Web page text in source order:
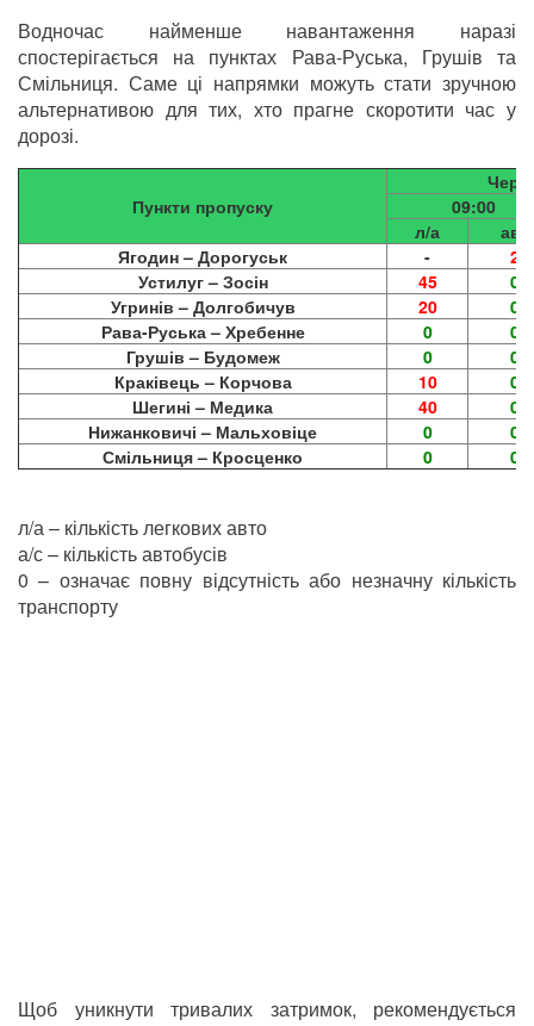
Водночас найменше навантаження наразі
спостерігається на пунктах Рава-Руська, Грушів та
Смільниця. Саме ці напрямки можуть стати зручною
альтернативою для тих, хто прагне скоротити час у
дорозі.
Пункти пропуску
09:00
л/а
авт
Ягодин – Дорогуськ
-
2
Устилуг – Зосін
45
0
Угринів – Долгобичув
20
0
Рава-Руська – Хребенне
0
0
Грушів – Будомеж
0
0
Краківець – Корчова
10
0
Шегині – Медика
40
0
Нижанковичі – Мальховіце
0
0
Смільниця – Кросценко
0 0
л/а – кількість легкових авто
а/с – кількість автобусів
0 – означає повну відсутність або незначну кількість
транспорту
Щоб уникнути тривалих затримок, рекомендується